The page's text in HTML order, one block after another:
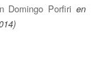
Domingo Porfiri en